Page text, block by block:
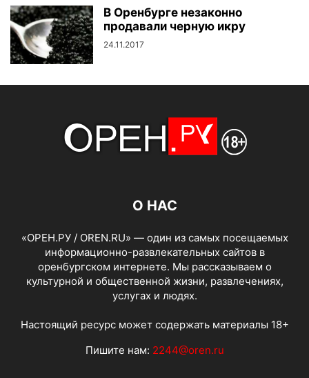
В Оренбурге незаконно
продавали черную икру
24.11.2017
О НАС
«ОРЕН.РУ / OREN.RU» — один из самых посещаемых
информационно-развлекательных сайтов в
оренбургском интернете. Мы рассказываем о
культурной и общественной жизни, развлечениях,
услугах и людях.
Настоящий ресурс может содержать материалы 18+
Пишите нам: 2244@oren.ru